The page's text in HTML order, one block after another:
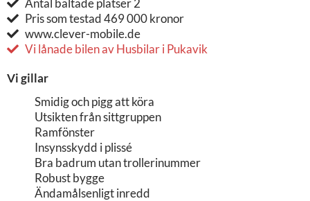
Pris som testad 469 000 kronor
www.clever-mobile.de
Vi lånade bilen av Husbilar i Pukavik
Vi gillar
Smidig och pigg att köra
Utsikten från sittgruppen
Ramfönster
Insynsskydd i plissé
Bra badrum utan trollerinummer
Robust bygge
Ändamålsenligt inredd